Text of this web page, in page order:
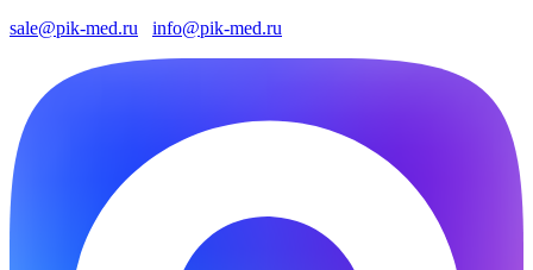
sale@pik-med.ru
info@pik-med.ru